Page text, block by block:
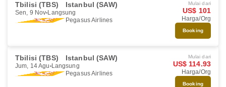
Tbilisi (TBS) Istanbul (SAW)
Sen, 9 Nov Langsung
Pegasus Airlines
Mulai dari
US$ 101
Harga/Org
Booking
Tbilisi (TBS) Istanbul (SAW)
Jum, 14 Agu Langsung
Pegasus Airlines
Mulai dari
US$ 114.93
Harga/Org
Booking